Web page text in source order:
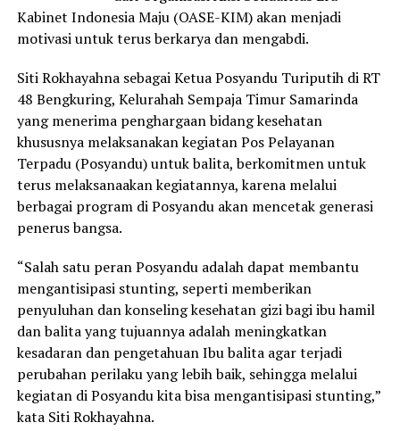
Kabinet Indonesia Maju (OASE-KIM) akan menjadi
motivasi untuk terus berkarya dan mengabdi.
Siti Rokhayahna sebagai Ketua Posyandu Turiputih di RT
48 Bengkuring, Kelurahah Sempaja Timur Samarinda
yang menerima penghargaan bidang kesehatan
khususnya melaksanakan kegiatan Pos Pelayanan
Terpadu (Posyandu) untuk balita, berkomitmen untuk
terus melaksanaakan kegiatannya, karena melalui
berbagai program di Posyandu akan mencetak generasi
penerus bangsa.
“Salah satu peran Posyandu adalah dapat membantu
mengantisipasi stunting, seperti memberikan
penyuluhan dan konseling kesehatan gizi bagi ibu hamil
dan balita yang tujuannya adalah meningkatkan
kesadaran dan pengetahuan Ibu balita agar terjadi
perubahan perilaku yang lebih baik, sehingga melalui
kegiatan di Posyandu kita bisa mengantisipasi stunting,”
kata Siti Rokhayahna.